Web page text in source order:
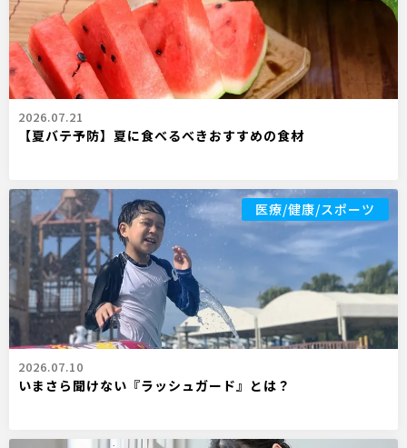
2026.07.21
【夏バテ予防】夏に食べるべきおすすめの食材
医療/健康/スポーツ
2026.07.10
いまさら聞けない『ラッシュガード』とは？